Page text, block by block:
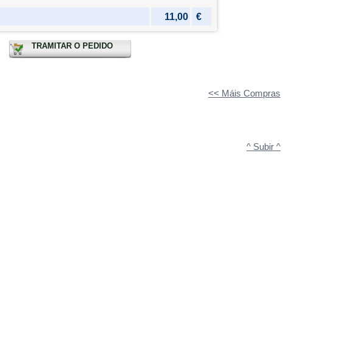
11,00 €
TRAMITAR O PEDIDO
<< Máis Compras
^ Subir ^